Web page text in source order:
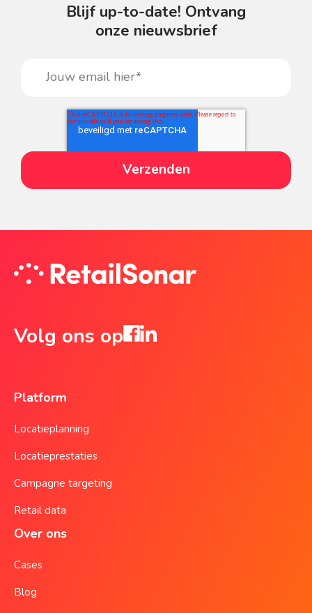
Blijf up-to-date! Ontvang
onze nieuwsbrief
Volg ons op
Platform
Locatieplanning
Locatieprestaties
Campagne targeting
Retail data
Over ons
Cases
Blog